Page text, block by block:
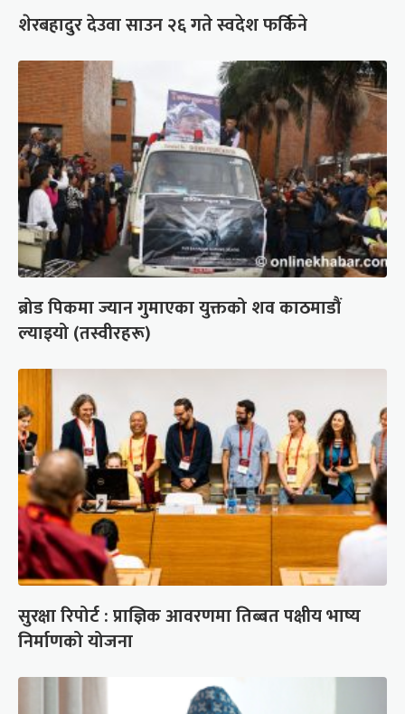
शेरबहादुर देउवा साउन २६ गते स्वदेश फर्किने
ब्रोड पिकमा ज्यान गुमाएका युक्तको शव काठमाडौं
ल्याइयो (तस्वीरहरू)
सुरक्षा रिपोर्ट : प्राज्ञिक आवरणमा तिब्बत पक्षीय भाष्य
निर्माणको योजना